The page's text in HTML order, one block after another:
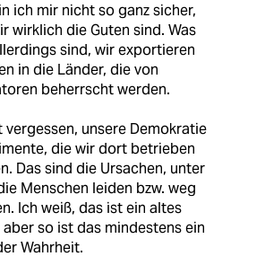
ich mir nicht so ganz sicher,
wirklich die Guten sind. Was
sind, wir exportieren
in die Länder, die von
beherrscht werden.
vergessen, unsere Demokratie
die wir dort betrieben
Das sind die Ursachen, unter
Menschen leiden bzw. weg
Ich weiß, das ist ein altes
aber so ist das mindestens ein
Wahrheit.